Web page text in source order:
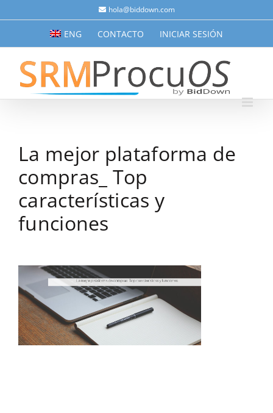
al
hola@biddown.com
ENG CONTACTO INICIAR SESIÓN
La mejor plataforma de
compras_ Top
características y
funciones